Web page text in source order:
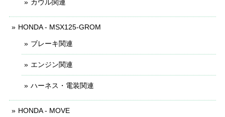
カウル関連
HONDA - MSX125-GROM
ブレーキ関連
エンジン関連
ハーネス・電装関連
HONDA - MOVE